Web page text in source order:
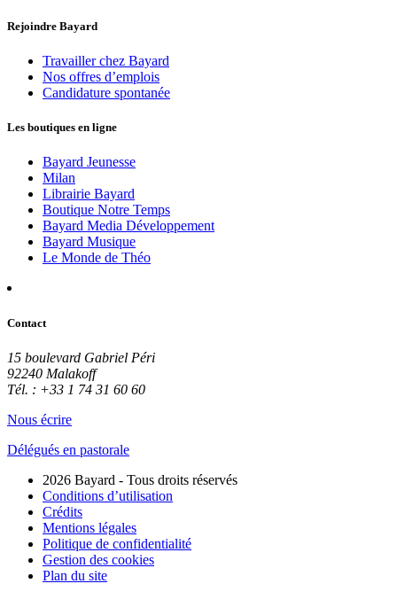
Rejoindre Bayard
Travailler chez Bayard
Nos offres d’emplois
Candidature spontanée
Les boutiques en ligne
Bayard Jeunesse
Milan
Librairie Bayard
Boutique Notre Temps
Bayard Media Développement
Bayard Musique
Le Monde de Théo
Contact
15 boulevard Gabriel Péri
92240 Malakoff
Tél. : +33 1 74 31 60 60
Nous écrire
Délégués en pastorale
2026 Bayard - Tous droits réservés
Conditions d’utilisation
Crédits
Mentions légales
Politique de confidentialité
Gestion des cookies
Plan du site